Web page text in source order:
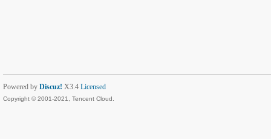
Powered by Discuz! X3.4 Licensed
Copyright © 2001-2021, Tencent Cloud.